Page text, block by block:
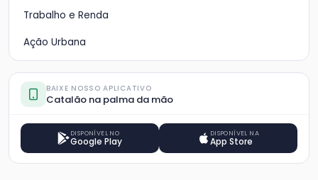
Trabalho e Renda
Ação Urbana
BAIXE NOSSO APLICATIVO
Catalão na palma da mão
DISPONÍVEL NO
Google Play
DISPONÍVEL NA
App Store